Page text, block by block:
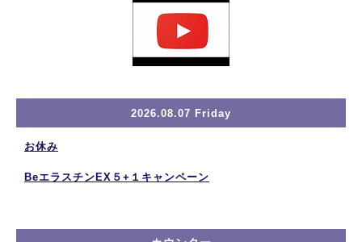
2026.08.07 Friday
お休み
BeエラスチンEX５+１キャンペーン